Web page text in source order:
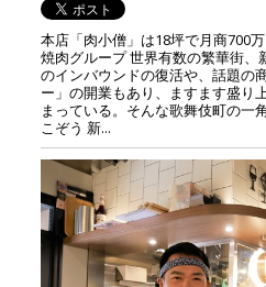
本店「肉小僧」は18坪で月商700
焼肉グループ 世界有数の繁華街、
のインバウンドの復活や、話題の
ー」の開業もあり、ますます盛り
まっている。そんな歌舞伎町の一
こぞう 新...